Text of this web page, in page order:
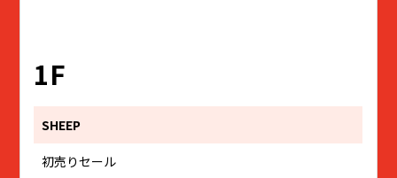
1F
SHEEP
初売りセール